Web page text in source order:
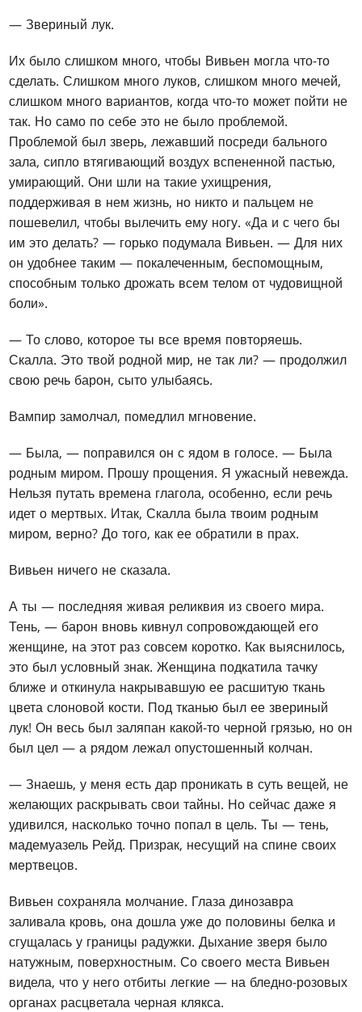
— Звериный лук.
Их было слишком много, чтобы Вивьен могла что-то
сделать. Слишком много луков, слишком много мечей,
слишком много вариантов, когда что-то может пойти не
так. Но само по себе это не было проблемой.
Проблемой был зверь, лежавший посреди бального
зала, сипло втягивающий воздух вспененной пастью,
умирающий. Они шли на такие ухищрения,
поддерживая в нем жизнь, но никто и пальцем не
пошевелил, чтобы вылечить ему ногу. «Да и с чего бы
им это делать? — горько подумала Вивьен. — Для них
он удобнее таким — покалеченным, беспомощным,
способным только дрожать всем телом от чудовищной
боли».
— То слово, которое ты все время повторяешь.
Скалла. Это твой родной мир, не так ли? — продолжил
свою речь барон, сыто улыбаясь.
Вампир замолчал, помедлил мгновение.
— Была, — поправился он с ядом в голосе. — Была
родным миром. Прошу прощения. Я ужасный невежда.
Нельзя путать времена глагола, особенно, если речь
идет о мертвых. Итак, Скалла была твоим родным
миром, верно? До того, как ее обратили в прах.
Вивьен ничего не сказала.
А ты — последняя живая реликвия из своего мира.
Тень, — барон вновь кивнул сопровождающей его
женщине, на этот раз совсем коротко. Как выяснилось,
это был условный знак. Женщина подкатила тачку
ближе и откинула накрывавшую ее расшитую ткань
цвета слоновой кости. Под тканью был ее звериный
лук! Он весь был заляпан какой-то черной грязью, но он
был цел — а рядом лежал опустошенный колчан.
— Знаешь, у меня есть дар проникать в суть вещей, не
желающих раскрывать свои тайны. Но сейчас даже я
удивился, насколько точно попал в цель. Ты — тень,
мадемуазель Рейд. Призрак, несущий на спине своих
мертвецов.
Вивьен сохраняла молчание. Глаза динозавра
заливала кровь, она дошла уже до половины белка и
сгущалась у границы радужки. Дыхание зверя было
натужным, поверхностным. Со своего места Вивьен
видела, что у него отбиты легкие — на бледно-розовых
органах расцветала черная клякса.